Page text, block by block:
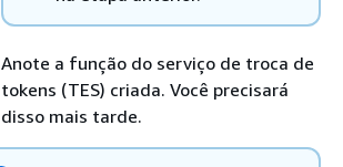
Anote a função do serviço de troca de
tokens (TES) criada. Você precisará
disso mais tarde.